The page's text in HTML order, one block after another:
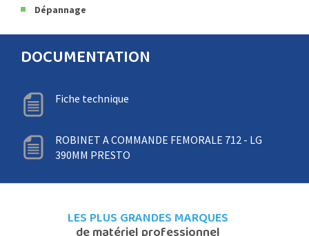
Dépannage
DOCUMENTATION
Fiche technique
ROBINET A COMMANDE FEMORALE 712 - LG
390MM PRESTO
LES PLUS GRANDES MARQUES